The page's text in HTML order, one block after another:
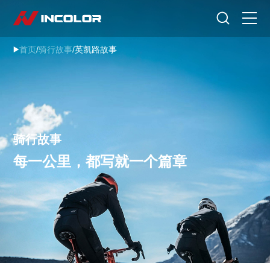
首页
零部件
骑行故事
服务专区
首页/骑行故事/英凯路故事
骑行故事
每一公里，都写就一个篇章